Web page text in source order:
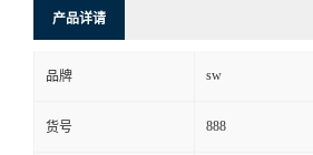
产品详请
品牌 sw
货号 888